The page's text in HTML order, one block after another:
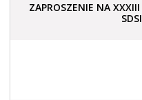
ZAPROSZENIE NA